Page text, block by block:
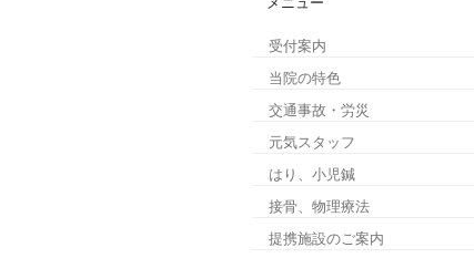
受付案内
当院の特色
交通事故・労災
元気スタッフ
はり、小児鍼
接骨、物理療法
提携施設のご案内